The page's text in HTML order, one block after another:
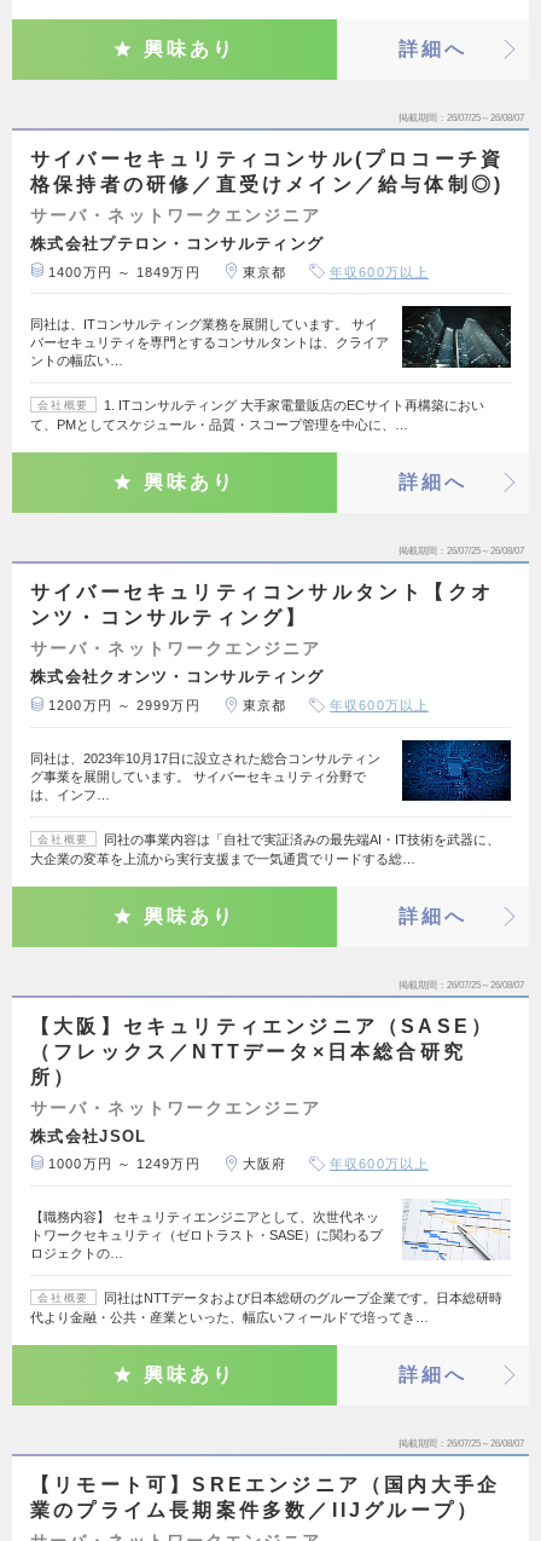
興味あり 詳細へ
掲載期間 26/07/25～26/08/07
サイバーセキュリティコンサル(プロコーチ資
格保持者の研修／直受けメイン／給与体制◎)
サーバ・ネットワークエンジニア
株式会社プテロン・コンサルティング
1400万円 ～ 1849万円 東京都 年収600万以上
同社は、ITコンサルティング業務を展開しています。 サイ
バーセキュリティを専門とするコンサルタントは、クライア
ントの幅広い…
会社概要
1. ITコンサルティング 大手家電量販店のECサイト再構築におい
て、PMとしてスケジュール・品質・スコープ管理を中心に、…
興味あり 詳細へ
掲載期間 26/07/25～26/08/07
サイバーセキュリティコンサルタント【クオ
ンツ・コンサルティング】
サーバ・ネットワークエンジニア
株式会社クオンツ・コンサルティング
1200万円 ～ 2999万円 東京都 年収600万以上
同社は、2023年10月17日に設立された総合コンサルティン
グ事業を展開しています。 サイバーセキュリティ分野で
は、インフ…
会社概要
同社の事業内容は「自社で実証済みの最先端AI・IT技術を武器に、
大企業の変革を上流から実行支援まで一気通貫でリードする総…
興味あり 詳細へ
掲載期間 26/07/25～26/08/07
【大阪】セキュリティエンジニア（SASE）
（フレックス／NTTデータ×日本総合研究
所）
サーバ・ネットワークエンジニア
株式会社JSOL
1000万円 ～ 1249万円 大阪府 年収600万以上
【職務内容】 セキュリティエンジニアとして、次世代ネッ
トワークセキュリティ（ゼロトラスト・SASE）に関わるプ
ロジェクトの…
会社概要
同社はNTTデータおよび日本総研のグループ企業です。日本総研時
代より金融・公共・産業といった、幅広いフィールドで培ってき…
興味あり 詳細へ
掲載期間 26/07/25～26/08/07
【リモート可】SREエンジニア（国内大手企
業のプライム長期案件多数／IIJグループ）